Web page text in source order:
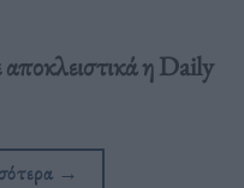
αποκλειστικά η Daily
→